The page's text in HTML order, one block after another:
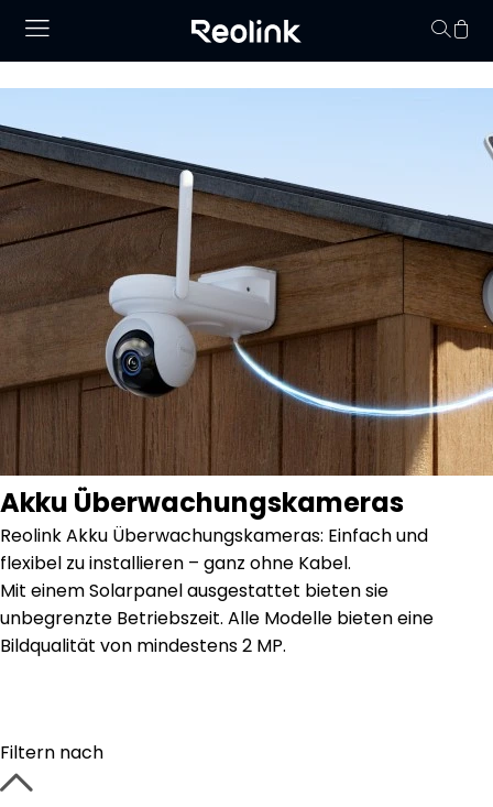
Akku Überwachungskameras
Reolink Akku Überwachungskameras: Einfach und
flexibel zu installieren – ganz ohne Kabel.
Mit einem Solarpanel ausgestattet bieten sie
unbegrenzte Betriebszeit. Alle Modelle bieten eine
Bildqualität von mindestens 2 MP.
Filtern nach